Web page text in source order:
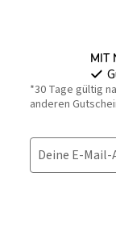
Mit
*30 Tage gültig
anderen
Deine E-Mail-